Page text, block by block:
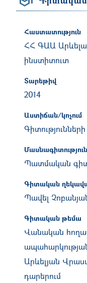
Հաստատություն
ՀՀ ԳԱԱ
ինստիտուտ
Տարեթիվ
2014
Աստիճան/կոչում
Մասնագիտություն
Պատմական
Գիտական
Պավել
Գիտական թեմա
Վանական
Արևելյան
դարերում